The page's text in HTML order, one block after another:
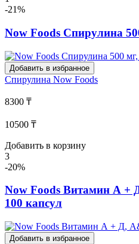
-21%
Now Foods Спирулина
Добавить в избранное
Спирулина Now Foods
8300 ₸
10500 ₸
Добавить в корзину
3
-20%
Now Foods Витамин А +
100 капсул
Добавить в избранное